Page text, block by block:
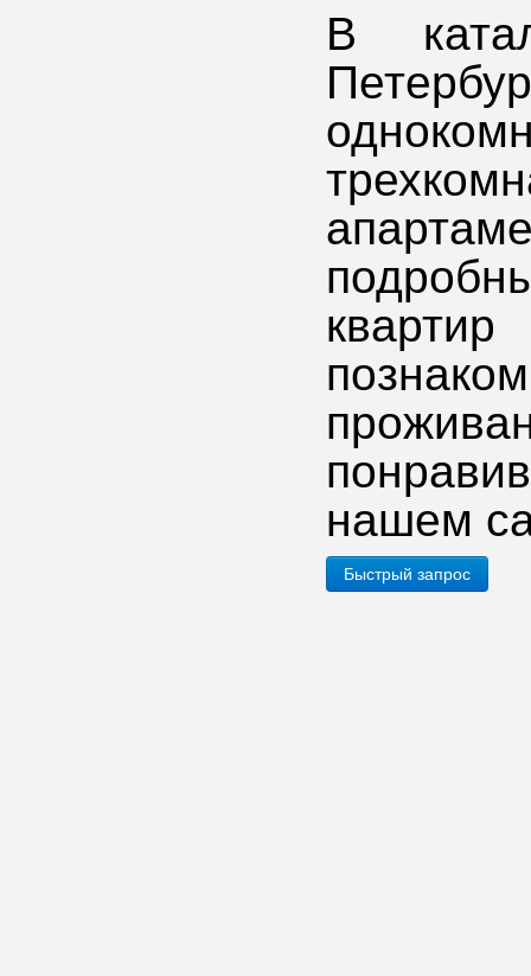
В
нашем
Быстрый запрос